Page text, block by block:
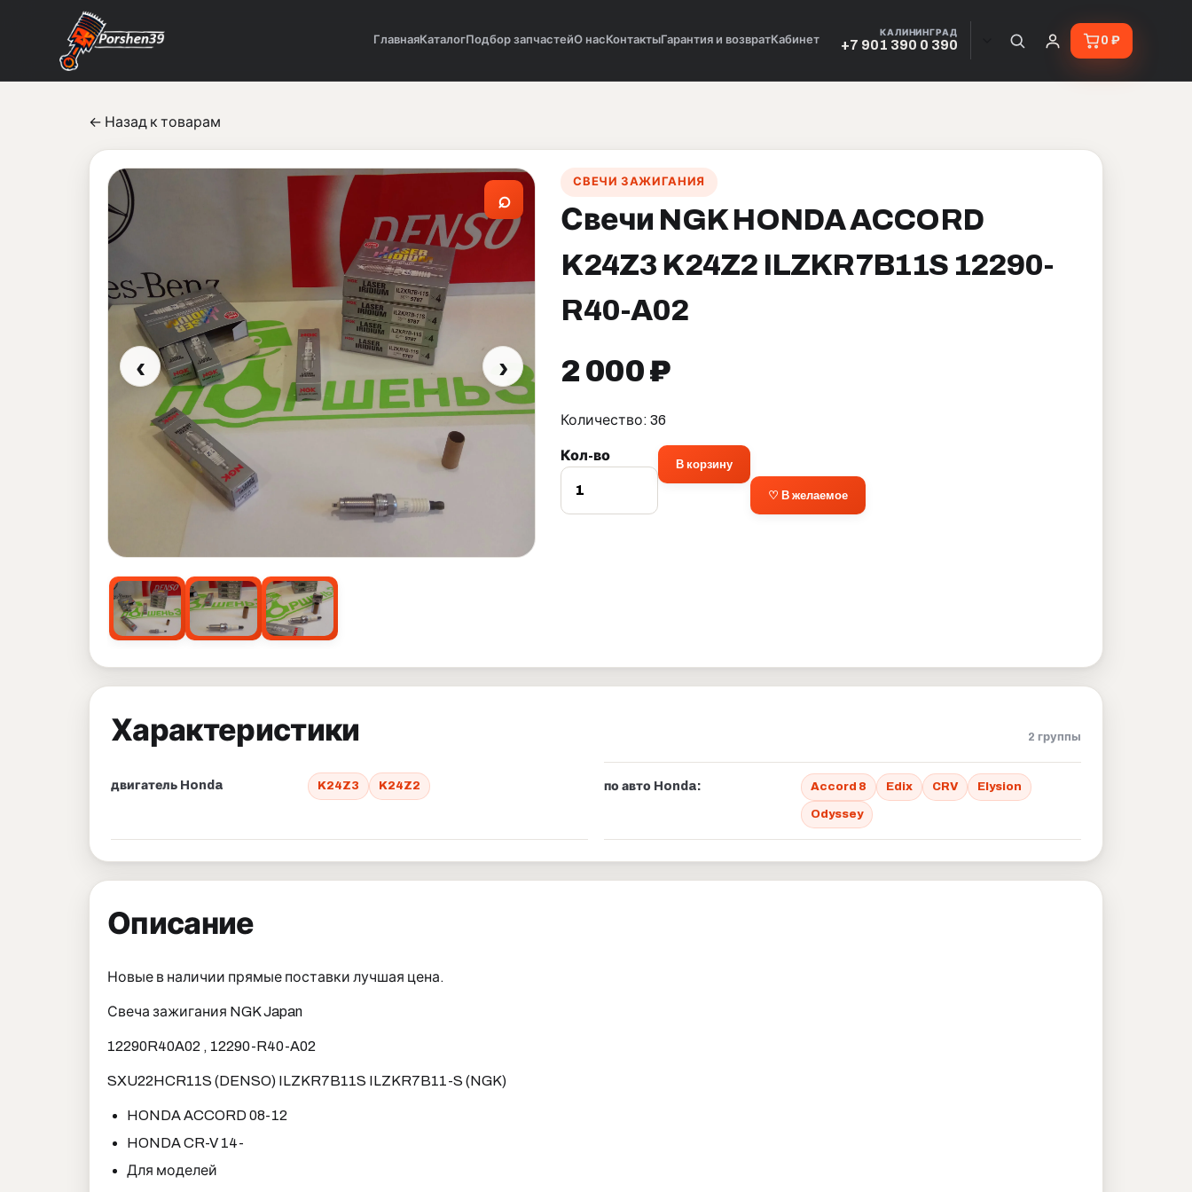
ГлавнаяКаталогПодбор запчастейО нас КонтактыГарантия и возвратКабинет
КАЛИНИНГРАД
+7 901 390 0 390 0 ₽
← Назад к товарам
‹
⌕
›
СВЕЧИ ЗАЖИГАНИЯ
Свечи NGK HONDA ACCORD
K24Z3 K24Z2 ILZKR7B11S 12290-
R40-A02
2 000 ₽
Количество: 36
Кол-во
В корзину
♡ В желаемое
Характеристики 2 группы
двигатель Honda K24Z3 K24Z2 по авто Honda: Accord 8 Edix CRV Elysion
Odyssey
Описание
Новые в наличии прямые поставки лучшая цена.
Свеча зажигания NGK Japan
12290R40A02 , 12290-R40-A02
SXU22HCR11S (DENSO) ILZKR7B11S ILZKR7B11-S (NGK)
HONDA ACCORD 08-12
HONDA CR-V 14-
Для моделей